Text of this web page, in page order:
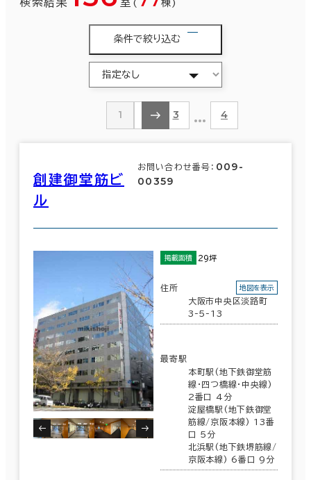
( 棟)
条件で絞り込む
1 2 3 … 4
創建御堂筋ビ
ル
お問い合わせ番号： 009-
00359
掲載面積 29坪
住所
大阪市中央区淡路町
3-5-13
地図を表示
最寄駅
本町駅(地下鉄御堂筋
線･四つ橋線･中央線)
2番口 4分
淀屋橋駅(地下鉄御堂
筋線/京阪本線) 13番
口 5分
北浜駅(地下鉄堺筋線/
京阪本線) 6番口 9分